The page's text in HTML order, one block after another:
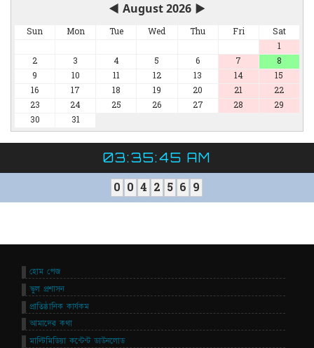
◀ August 2026 ▶
Sun Mon Tue Wed Thu Fri
Sat
1
2
3 4 5 6 7
8
9
10 11 12 13 14
15
16
17 18 19 20 21
22
23
24 25 26 27 28
29
30
31
03:35:45 AM
0 0 4 2 5 6 9
হোম পেজ
স্কুল প্রশাসন
প্রাতিষ্ঠানিক কার্যকম
আমাদের কথা
মাল্টিমিডিয়া কন্টেন্ট ডাউনলোড